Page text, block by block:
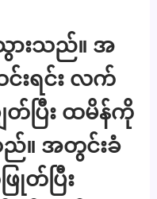
းသည်။ အ
းရင်း လက်
တ်ပြီး ထမိန်ကို
။ အတွင်းခံ
တ်ပြီး